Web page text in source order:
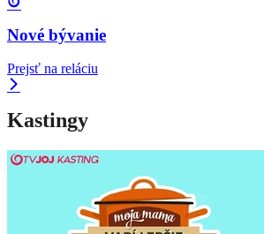
Nové bývanie
Prejsť na reláciu
Kastingy